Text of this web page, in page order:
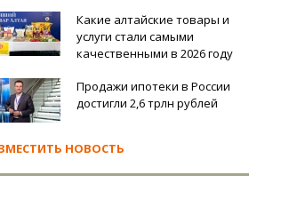
Какие алтайские товары и
услуги стали самыми
качественными в 2026 году
Продажи ипотеки в России
достигли 2,6 трлн рублей
НОВОСТЬ